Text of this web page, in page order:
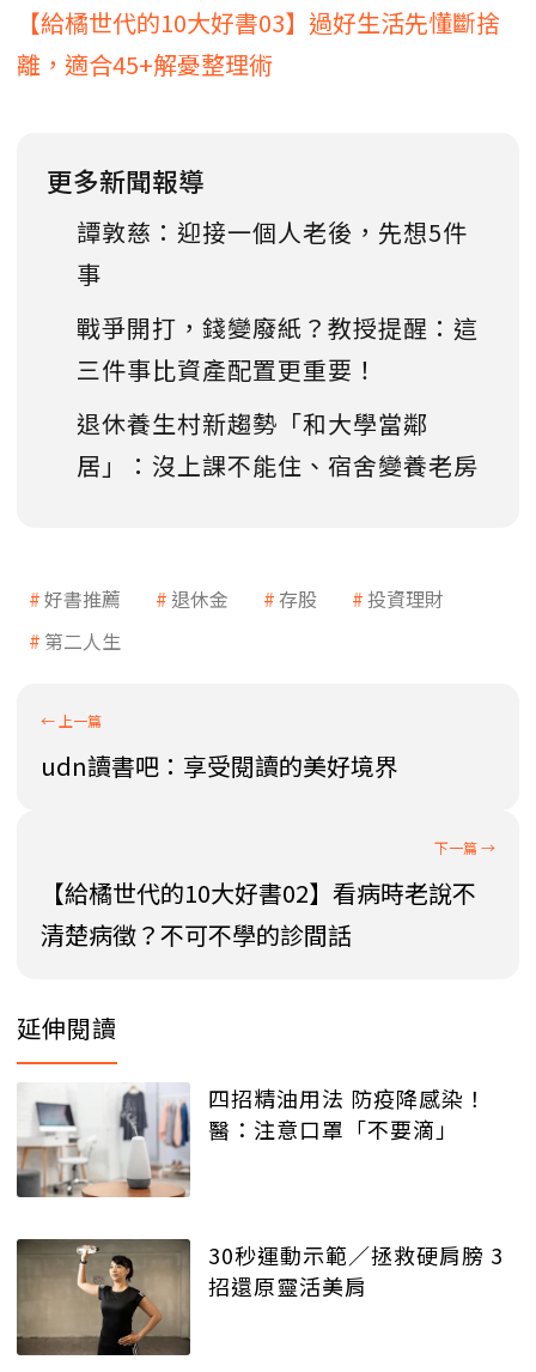
【給橘世代的10大好書03】過好生活先懂斷捨
離，適合45+解憂整理術
更多新聞報導
譚敦慈：迎接一個人老後，先想5件
事
戰爭開打，錢變廢紙？教授提醒：這
三件事比資產配置更重要！
退休養生村新趨勢「和大學當鄰
居」：沒上課不能住、宿舍變養老房
好書推薦 退休金 存股
投資理財
第二人生
udn讀書吧：享受閱讀的美好境界
【給橘世代的10大好書02】看病時老說不
清楚病徵？不可不學的診間話
延伸閱讀
四招精油用法 防疫降感染！
醫：注意口罩「不要滴」
30秒運動示範／拯救硬肩膀 3
招還原靈活美肩